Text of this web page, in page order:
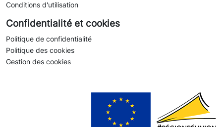
Conditions d'utilisation
Confidentialité et cookies
Politique de confidentialité
Politique des cookies
Gestion des cookies